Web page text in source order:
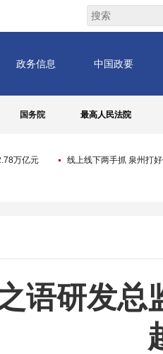
国务院 最高人民法院
线上线下两手抓 泉州打好优化营
语研发总